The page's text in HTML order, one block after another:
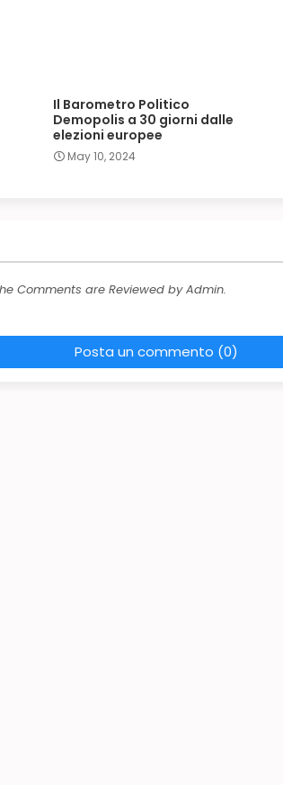
Il Barometro Politico
Demopolis a 30 giorni dalle
elezioni europee
May 10, 2024
Comments are Reviewed by Admin.
Posta un commento (0)